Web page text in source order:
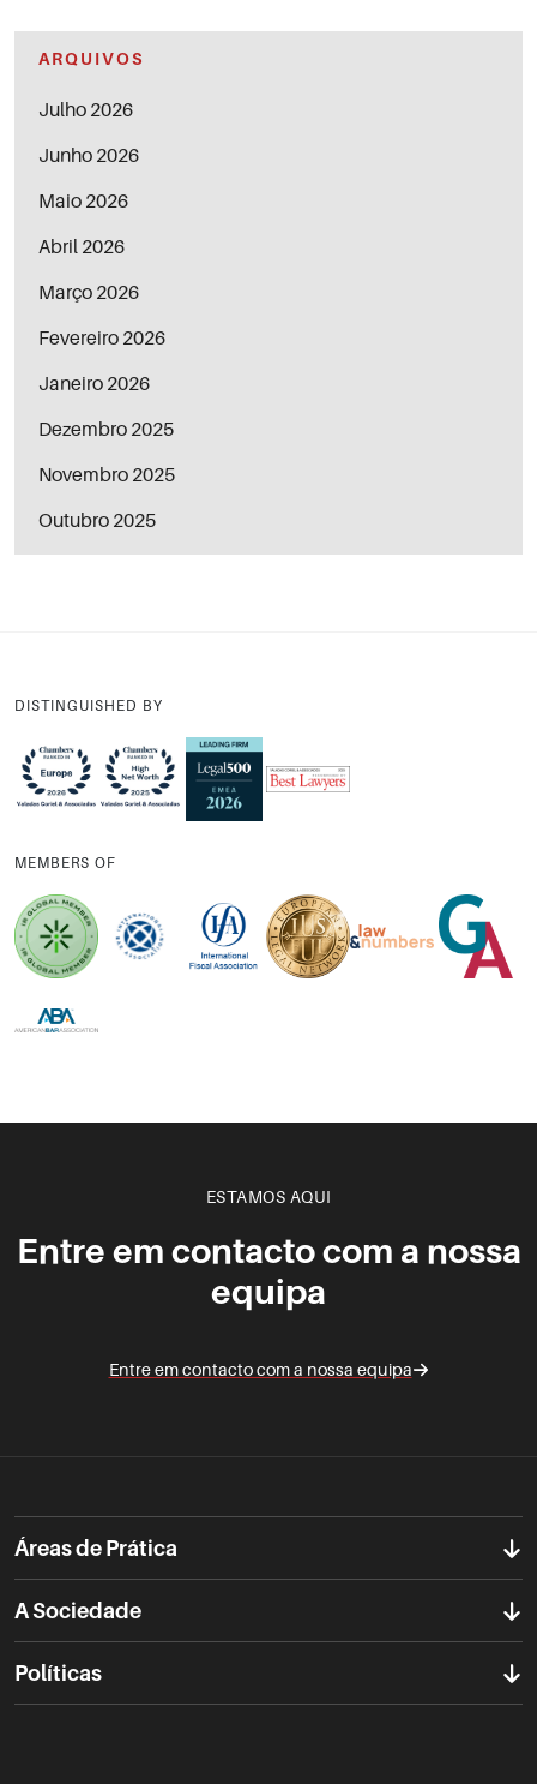
ARQUIVOS
Julho 2026
Junho 2026
Maio 2026
Abril 2026
Março 2026
Fevereiro 2026
Janeiro 2026
Dezembro 2025
Novembro 2025
Outubro 2025
DISTINGUISHED BY
MEMBERS OF
ESTAMOS AQUI
Entre em contacto com a nossa
equipa
Entre em contacto com a nossa equipa
Áreas de Prática
A Sociedade
Políticas